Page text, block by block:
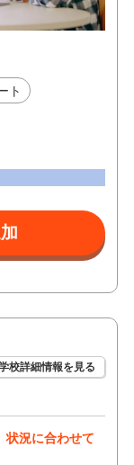
ト
校詳細情報を見る
状況に合わせて